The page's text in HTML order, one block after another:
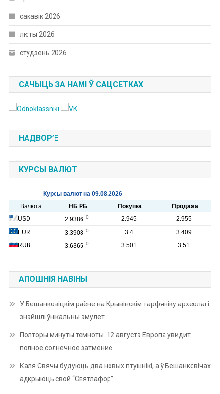
сакавік 2026
люты 2026
студзень 2026
САЧЫЦЬ ЗА НАМІ Ў САЦСЕТКАХ
НАДВОР’Е
КУРСЫ ВАЛЮТ
АПОШНІЯ НАВІНЫ
У Бешанковіцкім раёне на Крывінскім тарфяніку археолагі
знайшлі ўнікальны амулет
Полторы минуты темноты. 12 августа Европа увидит
полное солнечное затмение
Каля Свячы будуюць два новых птушнікі, а ў Бешанковічах
адкрыюць свой “Святлафор”